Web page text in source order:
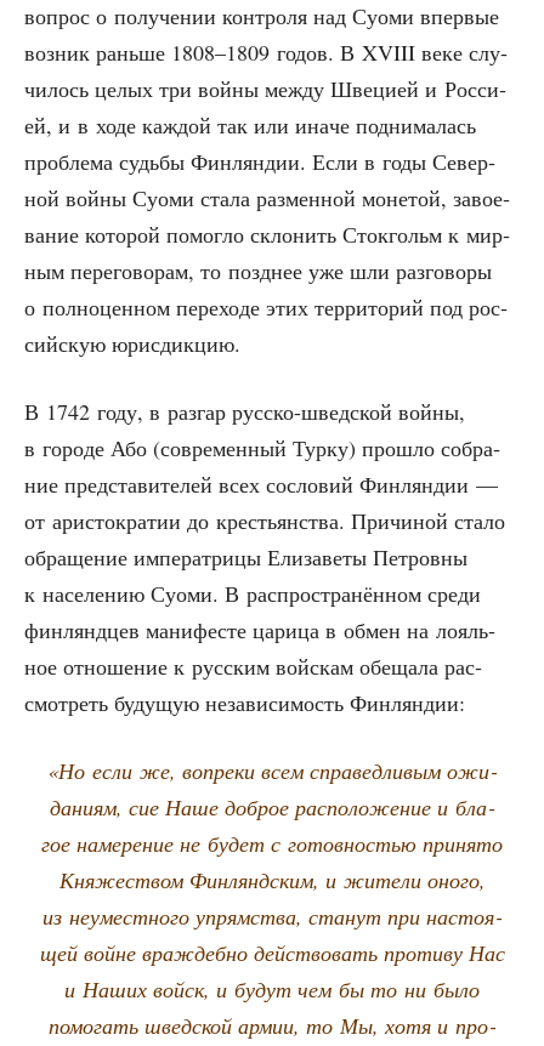
вопрос о полу­че­нии кон­тро­ля над Суо­ми впер­вые
воз­ник рань­ше 1808–1809 годов. В XVIII веке слу­
чи­лось целых три вой­ны меж­ду Шве­ци­ей и Рос­си­
ей, и в ходе каж­дой так или ина­че под­ни­ма­лась
про­бле­ма судь­бы Фин­лян­дии. Если в годы Север­
ной вой­ны Суо­ми ста­ла раз­мен­ной моне­той, заво­е­
ва­ние кото­рой помог­ло скло­нить Сток­гольм к мир­
ным пере­го­во­рам, то позд­нее уже шли раз­го­во­ры
о пол­но­цен­ном пере­хо­де этих тер­ри­то­рий под рос­
сий­скую юрисдикцию.
В 1742 году, в раз­гар рус­ско-швед­ской вой­ны,
в горо­де Або (совре­мен­ный Тур­ку) про­шло собра­
ние пред­ста­ви­те­лей всех сосло­вий Фин­лян­дии —
от ари­сто­кра­тии до кре­стьян­ства. При­чи­ной ста­ло
обра­ще­ние импе­ра­три­цы Ели­за­ве­ты Пет­ров­ны
к насе­ле­нию Суо­ми. В рас­про­стра­нён­ном сре­ди
фин­лянд­цев мани­фе­сте цари­ца в обмен на лояль­
ное отно­ше­ние к рус­ским вой­скам обе­ща­ла рас­
смот­реть буду­щую неза­ви­си­мость Финляндии:
«Но если же, вопре­ки всем спра­вед­ли­вым ожи­
да­ни­ям, сие Наше доб­рое рас­по­ло­же­ние и бла­
гое наме­ре­ние не будет с готов­но­стью при­ня­то
Кня­же­ством Фин­лянд­ским, и жите­ли оно­го,
из неумест­но­го упрям­ства, ста­нут при насто­я­
щей войне враж­деб­но дей­ство­вать про­ти­ву Нас
и Наших войск, и будут чем бы то ни было
помо­гать швед­ской армии, то Мы, хотя и про­